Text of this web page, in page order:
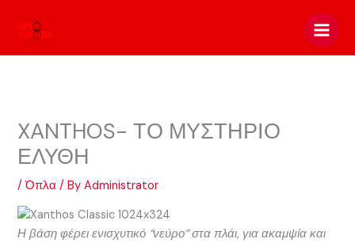
XANTHOS- ΤΟ ΜΥΣΤΗΡΙΟ
ΕΛΥΘΗ
/Όπλα / ByAdministrator
Η βάση φέρει ενισχυτικό “νεύρο” στα πλάι, για ακαμψία και